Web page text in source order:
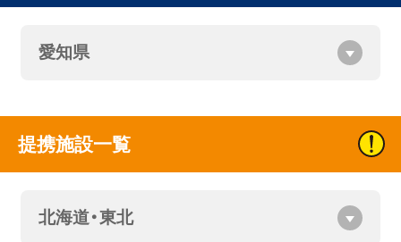
愛知県
提携施設一覧
北海道・東北